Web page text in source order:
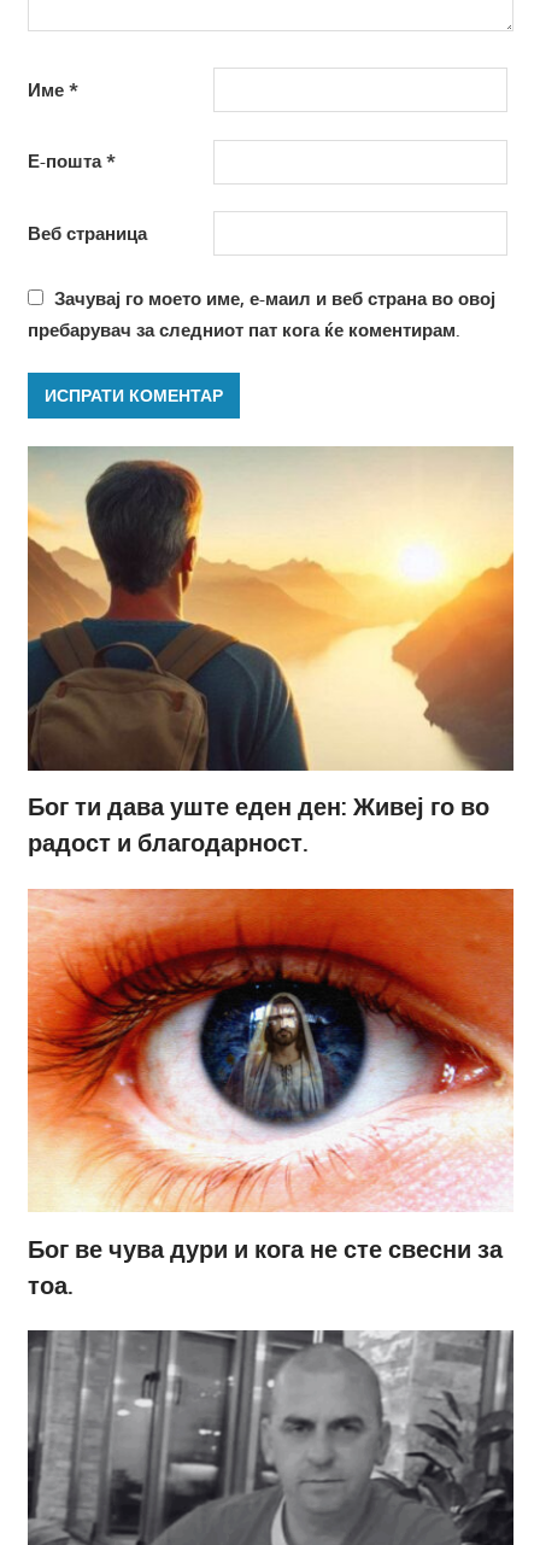
Име *
Е-пошта*
Веб страница
Зачувај го моето име, е-маил и веб страна во овој
пребарувач за следниот пат кога ќе коментирам.
Бог ти дава уште еден ден: Живеј го во
радост и благодарност.
Бог ве чува дури и кога не сте свесни за
тоа.